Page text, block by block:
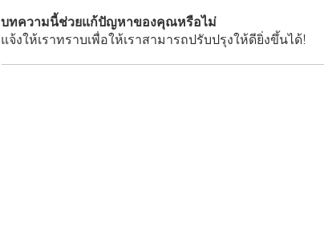
บทความนี้ช่วยแก้ปัญหาของคุณหรือไม่
แจ้งให้เราทราบเพื่อให้เราสามารถปรับปรุงให้ดียิ่งขึ้นได้!